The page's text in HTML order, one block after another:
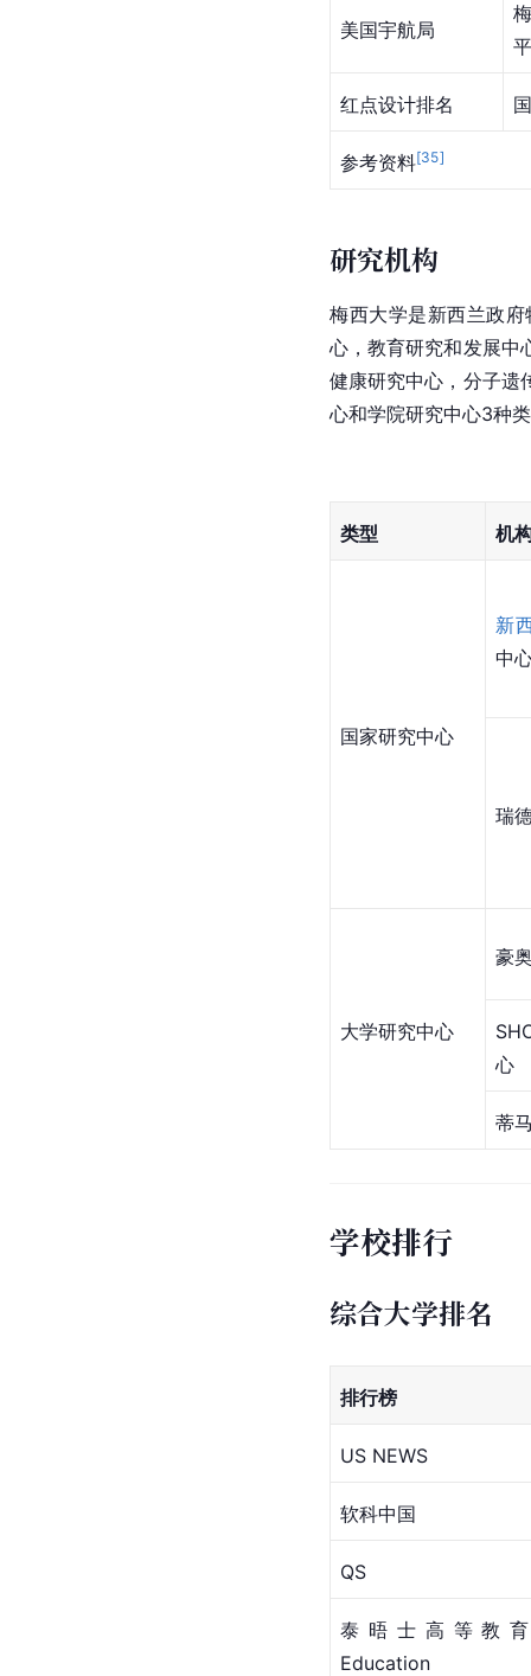
美国宇航局
红点设计排名
参考资料[35]
研究机构
梅西大学是新西兰政
心，教育研究和发展中
健康研究中心，分子遗
心和学院研究中心3种
类型 机
国家研究中心
新
中
瑞
大学研究中心
豪
心
蒂
学校排行
综合大学排名
排行榜
US NEWS
软科中国
QS
泰晤士高等教育
Education